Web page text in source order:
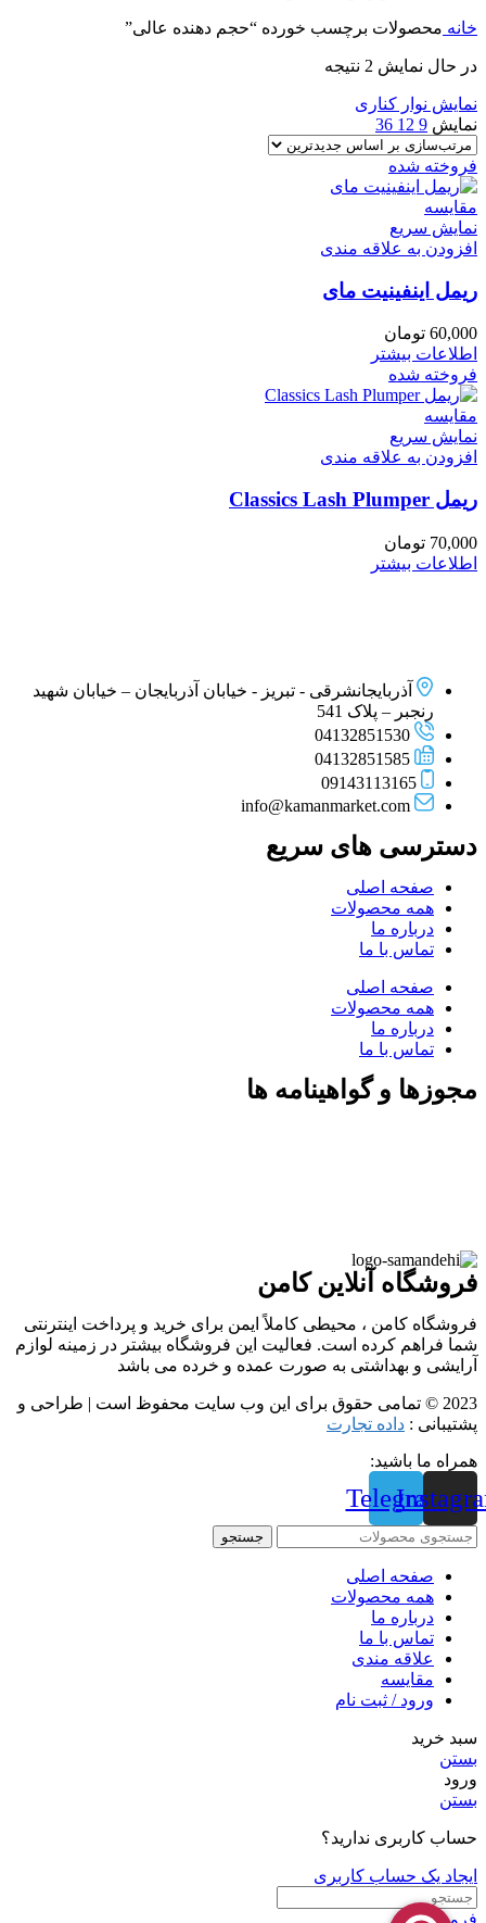
خانه محصولات برچسب خورده “حجم دهنده عالی”
در حال نمایش 2 نتیجه
نمایش نوار کناری
نمایش 9
12
36
فروخته شده
مقايسه
نمایش سریع
افزودن به علاقه مندی
ریمل اینفینیت مای
60,000 تومان
اطلاعات بیشتر
فروخته شده
مقايسه
نمایش سریع
افزودن به علاقه مندی
ريمل Classics Lash Plumper
70,000 تومان
اطلاعات بیشتر
آذربایجانشرقی - تبریز - خیابان آذربایجان – خیابان شهید
رنجبر – پلاک 541
04132851530
04132851585
09143113165
info@kamanmarket.com
دسترسی های سریع
صفحه اصلی
همه محصولات
درباره ما
تماس با ما
صفحه اصلی
همه محصولات
درباره ما
تماس با ما
مجوزها و گواهینامه ها
فروشگاه آنلاین کامن
فروشگاه کامن ، محیطی کاملاً ایمن برای خرید و پرداخت اینترنتی
شما فراهم کرده است. فعالیت این فروشگاه بیشتر در زمینه لوازم
آرایشی و بهداشتی به صورت عمده و خرده می باشد
2023 © تمامی حقوق برای این وب سایت محفوظ است | طراحی و
پشتیبانی : داده تجارت
همراه ما باشید:
Telegram
جستجو
صفحه اصلی
همه محصولات
درباره ما
تماس با ما
علاقه مندی
مقايسه
ورود / ثبت نام
سبد خرید
بستن
ورود
بستن
حساب کاربری ندارید؟
ایجاد یک حساب کاربری
فروشگاه